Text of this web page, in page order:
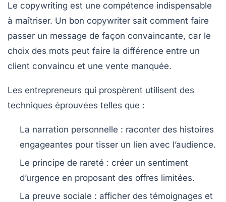
Le copywriting est une compétence indispensable
à maîtriser. Un bon copywriter sait comment faire
passer un message de façon convaincante, car le
choix des mots peut faire la différence entre un
client convaincu et une vente manquée.
Les entrepreneurs qui prospèrent utilisent des
techniques éprouvées telles que :
La narration personnelle : raconter des histoires
engageantes pour tisser un lien avec l’audience.
Le principe de rareté : créer un sentiment
d’urgence en proposant des offres limitées.
La preuve sociale : afficher des témoignages et